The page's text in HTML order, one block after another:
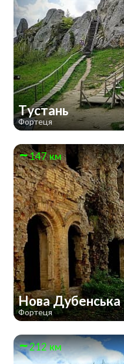
Тустань
Фортеця
147 км
Нова Дубенська
Фортеця
212 км